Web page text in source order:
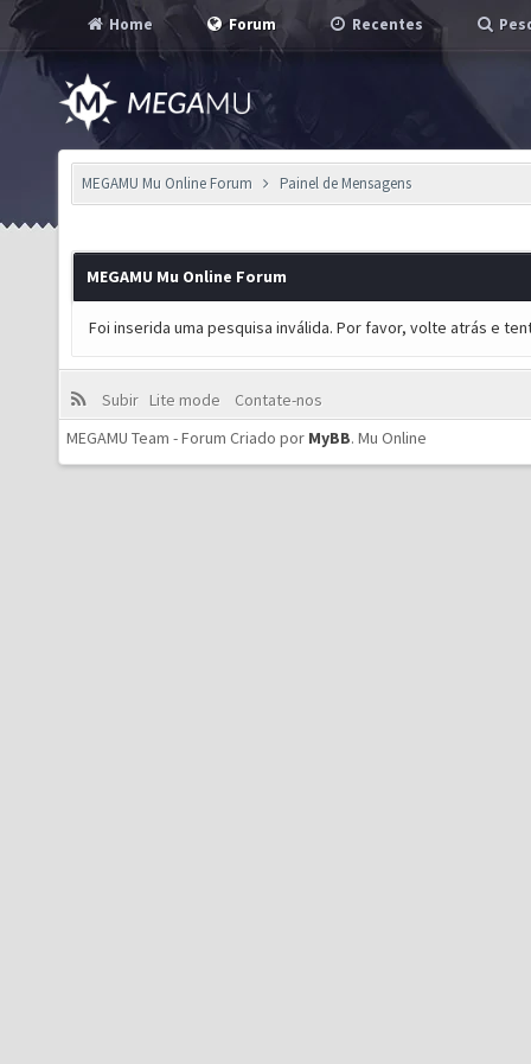
Home Forum Recentes
MEGAMU Mu Online Forum Painel de Mensagens
MEGAMU Mu Online Forum
Foi inserida uma pesquisa inválida. Por favor, volte atrás e
Subir Lite mode
Contate-nos
MEGAMU Team - Forum Criado por MyBB. Mu Online